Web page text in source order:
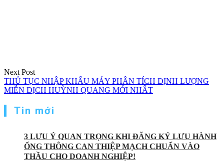
Next Post
THỦ TỤC NHẬP KHẨU MÁY PHÂN TÍCH ĐỊNH LƯỢNG
MIỄN DỊCH HUỲNH QUANG MỚI NHẤT
Tin mới
3 LƯU Ý QUAN TRỌNG KHI ĐĂNG KÝ LƯU HÀNH
ỐNG THÔNG CAN THIỆP MẠCH CHUẨN VÀO
THẦU CHO DOANH NGHIỆP!